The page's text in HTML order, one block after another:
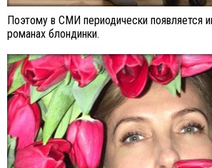
Поэтому в СМИ периодически появляется
романах блондинки.